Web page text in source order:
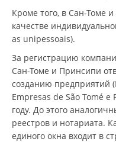
Кроме того, в Сан-Томе
качестве
as unipessoais).
За регистрацию
Сан-Томе и Принсипи
созданию предприятий
Empresas de São Tomé
году. До этого
реестров и нотариата.
единого окна входит в